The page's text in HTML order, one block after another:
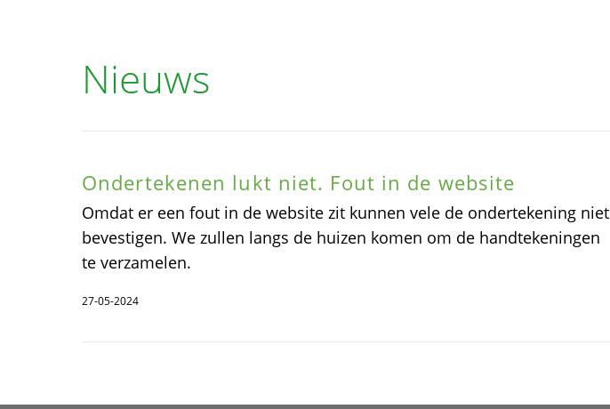
Nieuws
Ondertekenen lukt niet. Fout in de website
Omdat er een fout in de website zit kunnen vele de ondertekening niet
bevestigen. We zullen langs de huizen komen om de handtekeningen
te verzamelen.
27-05-2024